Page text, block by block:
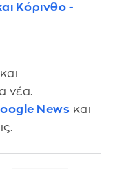
Κόρινθο -
και
νέα.
News και